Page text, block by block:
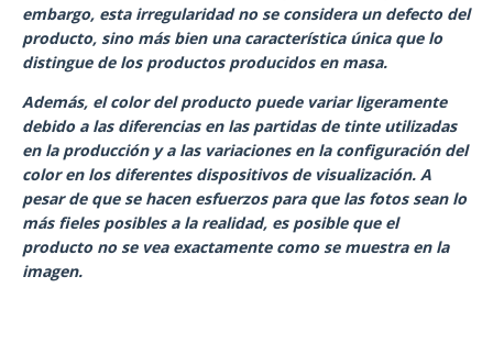
embargo, esta irregularidad no se considera un defecto del
producto, sino más bien una característica única que lo
distingue de los productos producidos en masa.
Además, el color del producto puede variar ligeramente
debido a las diferencias en las partidas de tinte utilizadas
en la producción y a las variaciones en la configuración del
color en los diferentes dispositivos de visualización. A
pesar de que se hacen esfuerzos para que las fotos sean lo
más fieles posibles a la realidad, es posible que el
producto no se vea exactamente como se muestra en la
imagen.